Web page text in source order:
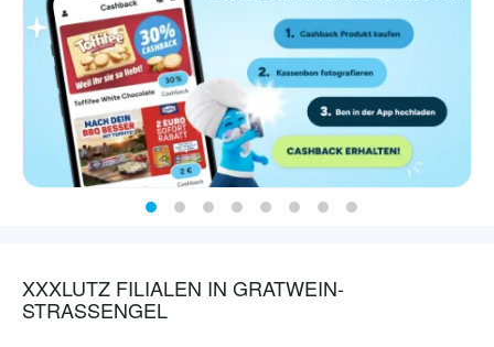
XXXLUTZ FILIALEN IN GRATWEIN-
STRASSENGEL